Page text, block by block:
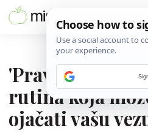
'Pravilo 3 sata'
rutina koja
ojačati vašu